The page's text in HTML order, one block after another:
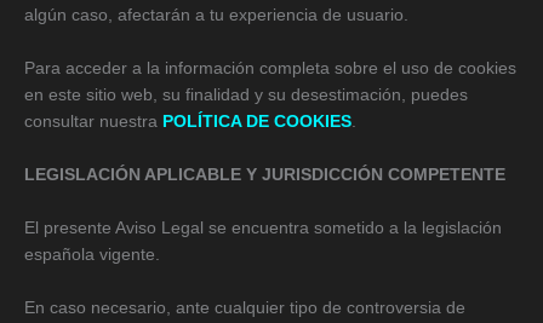
algún caso, afectarán a tu experiencia de usuario.
Para acceder a la información completa sobre el uso de cookies
en este sitio web, su finalidad y su desestimación, puedes
consultar nuestra POLÍTICA DE COOKIES.
LEGISLACIÓN APLICABLE Y JURISDICCIÓN COMPETENTE
El presente Aviso Legal se encuentra sometido a la legislación
española vigente.
En caso necesario, ante cualquier tipo de controversia de